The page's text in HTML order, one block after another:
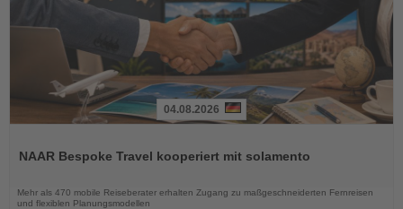
die
04.08.2026
NAAR Bespoke Travel kooperiert mit solamento
Mehr als 470 mobile Reiseberater erhalten Zugang zu maßgeschneiderten Fernreisen
und flexiblen Planungsmodellen